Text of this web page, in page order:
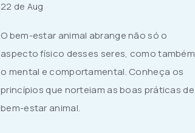
22 de Aug
O bem-estar animal abrange não só o
aspecto físico desses seres, como também
o mental e comportamental. Conheça os
princípios que norteiam as boas práticas de
bem-estar animal.